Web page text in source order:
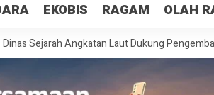
EKOBIS RAGAM OLAH
Angkatan Laut Dukung Pengembangan